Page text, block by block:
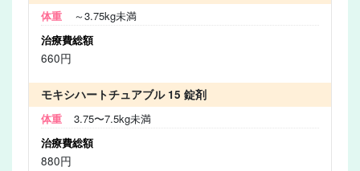
～3.75kg未満
660円
モキシハートチュアブル 15 錠剤
3.75〜7.5kg未満
880円